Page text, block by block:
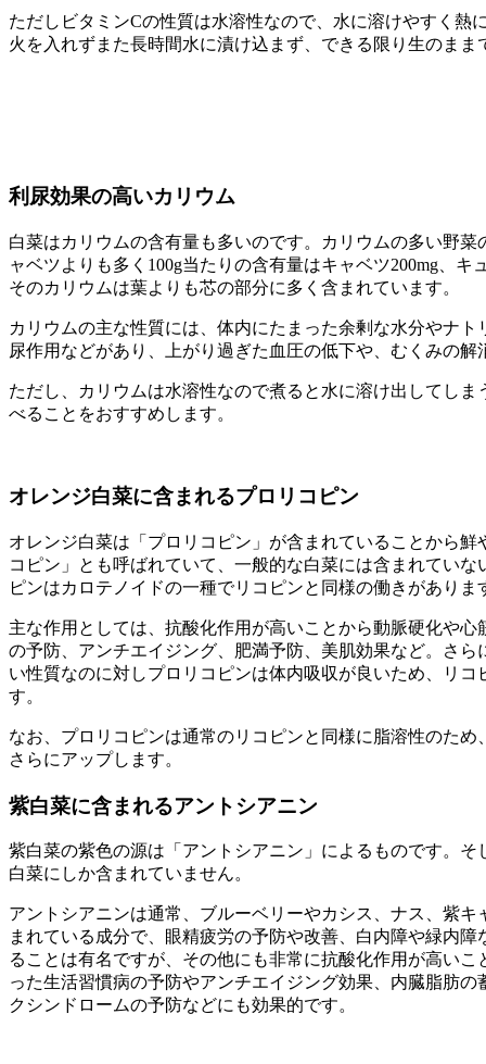
ただしビタミンCの性質は水溶性なので、水に溶けやすく熱
火を入れずまた長時間水に漬け込まず、できる限り生のま
利尿効果の高いカリウム
白菜はカリウムの含有量も多いのです。カリウムの多い野
ャベツよりも多く100g当たりの含有量はキャベツ200mg、キ
そのカリウムは葉よりも芯の部分に多く含まれています。
カリウムの主な性質には、体内にたまった余剰な水分やナ
尿作用などがあり、上がり過ぎた血圧の低下や、むくみの解
ただし、カリウムは水溶性なので煮ると水に溶け出してし
べることをおすすめします。
オレンジ白菜に含まれるプロリコピン
オレンジ白菜は「プロリコピン」が含まれていることから
コピン」とも呼ばれていて、一般的な白菜には含まれてい
ピンはカロテノイドの一種でリコピンと同様の働きがありま
主な作用としては、抗酸化作用が高いことから動脈硬化や
の予防、アンチエイジング、肥満予防、美肌効果など。さ
い性質なのに対しプロリコピンは体内吸収が良いため、リ
す。
なお、プロリコピンは通常のリコピンと同様に脂溶性のた
さらにアップします。
紫白菜に含まれるアントシアニン
紫白菜の紫色の源は「アントシアニン」によるものです。
白菜にしか含まれていません。
アントシアニンは通常、ブルーベリーやカシス、ナス、紫
まれている成分で、眼精疲労の予防や改善、白内障や緑内
ることは有名ですが、その他にも非常に抗酸化作用が高い
った生活習慣病の予防やアンチエイジング効果、内臓脂肪
クシンドロームの予防などにも効果的です。